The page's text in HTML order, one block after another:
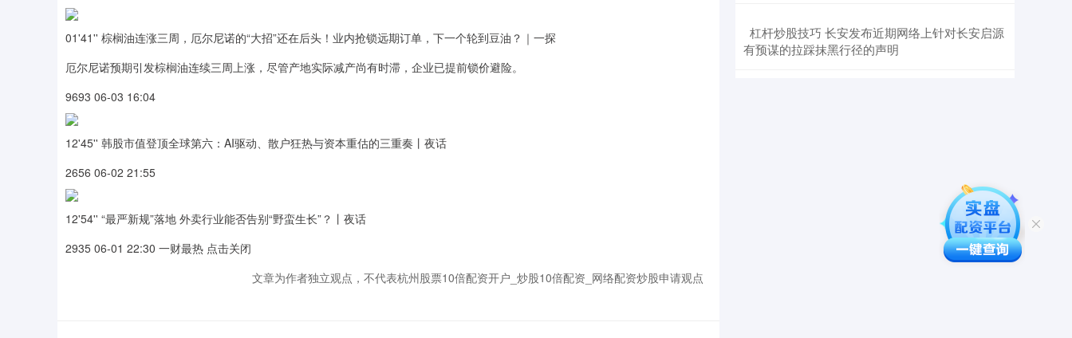
01'41'' 棕榈油连涨三周，厄尔尼诺的“大招”还在后头！业内抢锁远期订单，下一个轮到豆油？｜一探
厄尔尼诺预期引发棕榈油连续三周上涨，尽管产地实际减产尚有时滞，企业已提前锁价避险。
9693 06-03 16:04
12'45'' 韩股市值登顶全球第六：AI驱动、散户狂热与资本重估的三重奏丨夜话
2656 06-02 21:55
12'54'' “最严新规”落地 外卖行业能否告别“野蛮生长”？丨夜话
2935 06-01 22:30 一财最热 点击关闭
文章为作者独立观点，不代表杭州股票10倍配资开户_炒股10倍配资_网络配资炒股申请观点
​杠杆炒股技巧 长安发布近期网络上针对长安启源
有预谋的拉踩抹黑行径的声明